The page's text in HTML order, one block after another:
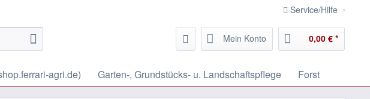
Service/Hilfe
Mein Konto 0,00 € *
agri.de) Garten-, Grundstücks- u. Landschaftspflege Forst